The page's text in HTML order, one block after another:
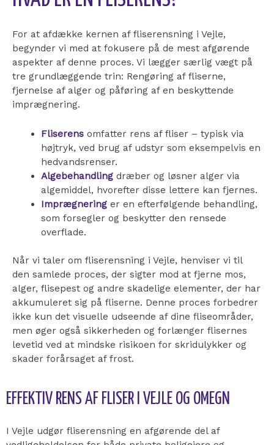
For at afdække kernen af fliserensning i Vejle,
begynder vi med at fokusere på de mest afgørende
aspekter af denne proces. Vi lægger særlig vægt på
tre grundlæggende trin: Rengøring af fliserne,
fjernelse af alger og påføring af en beskyttende
imprægnering.
Fliserensomfatter rens af fliser – typisk via
højtryk, ved brug af udstyr som eksempelvis en
hedvandsrenser.
Algebehandlingdræber og løsner alger via
algemiddel, hvorefter disse lettere kan fjernes.
Imprægneringer en efterfølgende behandling,
som forsegler og beskytter den rensede
overflade.
Når vi taler om fliserensning i Vejle, henviser vi til
den samlede proces, der sigter mod at fjerne mos,
alger, flisepest og andre skadelige elementer, der har
akkumuleret sig på fliserne. Denne proces forbedrer
ikke kun det visuelle udseende af dine fliseområder,
men øger også sikkerheden og forlænger flisernes
levetid ved at mindske risikoen for skridulykker og
skader forårsaget af frost.
EFFEKTIV RENS AF FLISER I VEJLE OG OMEGN
I Vejle udgør fliserensning en afgørende del af